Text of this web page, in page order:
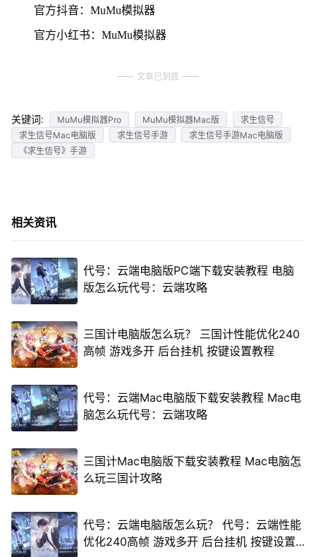
官方抖音：MuMu模拟器
官方小红书：MuMu模拟器
文章已到底
关键词: MuMu模拟器Pro MuMu模拟器Mac版
求生信号
求生信号Mac电脑版
求生信号手游
求生信号手游Mac电脑版
《求生信号》手游
相关资讯
代号：云端电脑版PC端下载安装教程 电脑
版怎么玩代号：云端攻略
三国计电脑版怎么玩？ 三国计性能优化240
高帧 游戏多开 后台挂机 按键设置教程
代号：云端Mac电脑版下载安装教程 Mac电
脑怎么玩代号：云端攻略
三国计Mac电脑版下载安装教程 Mac电脑怎
么玩三国计攻略
代号：云端电脑版怎么玩？ 代号：云端性能
优化240高帧 游戏多开 后台挂机 按键设置